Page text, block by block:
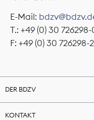
E-Mail:
T.: +49 (0) 30 726298-
F: +49 (0) 30 726298-
DER BDZV
KONTAKT